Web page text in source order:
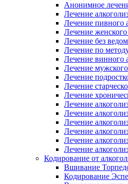
Анонимное
Лечение
Лечение пивного
Лечение женского
Лечение без
Лечение по
Лечение винного
Лечение
Лечение
Лечение
Лечение
Лечение
Лечение
Лечение
Лечение
Лечение
Лечение
Кодирование от
Вшивание
Кодирование